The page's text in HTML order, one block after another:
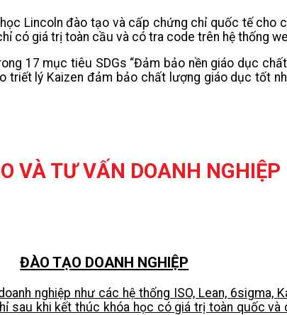
Lincoln đào tạo và cấp chứng chỉ quốc tế cho
có giá trị toàn cầu và có tra code trên hệ thống
17 mục tiêu SDGs “Đảm bảo nền giáo dục
triết lý Kaizen đảm bảo chất lượng giáo dục tốt
VÀ TƯ VẤN DOANH NGHIỆP
ĐÀO TẠO DOANH NGHIỆP
nghiệp như các hệ thống ISO, Lean, 6sigma,
sau khi kết thúc khóa học có giá trị toàn quốc